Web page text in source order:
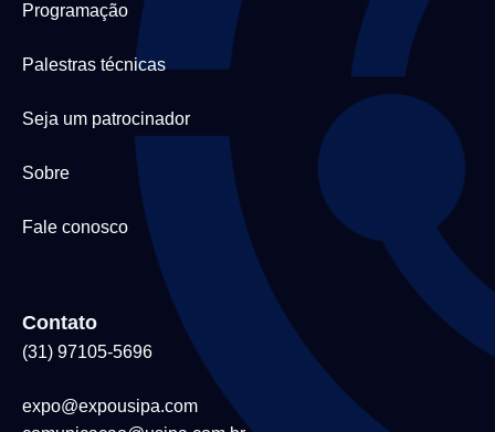
Programação
Palestras técnicas
Seja um patrocinador
Sobre
Fale conosco
Contato
(31) 97105-5696
expo@expousipa.com